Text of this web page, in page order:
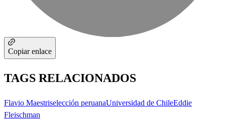
Copiar enlace
TAGS RELACIONADOS
Flavio Maestriselección peruanaUniversidad de ChileEddie
Fleischman